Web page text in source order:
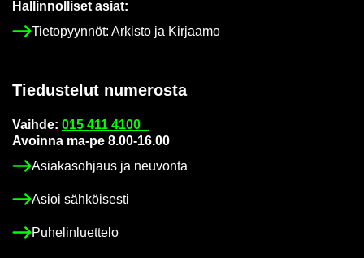
Hal­lin­nol­li­set asiat:
Tie­to­pyyn­nöt: Ar­kis­to ja Kir­jaa­mo
Tie­dus­te­lut nu­me­ros­ta
Vaih­de: 015 411 4100
Avoin­na ma-pe 8.00-16.00
Asia­kas­oh­jaus ja neu­von­ta
Asioi säh­köi­ses­ti
Pu­he­lin­luet­te­lo